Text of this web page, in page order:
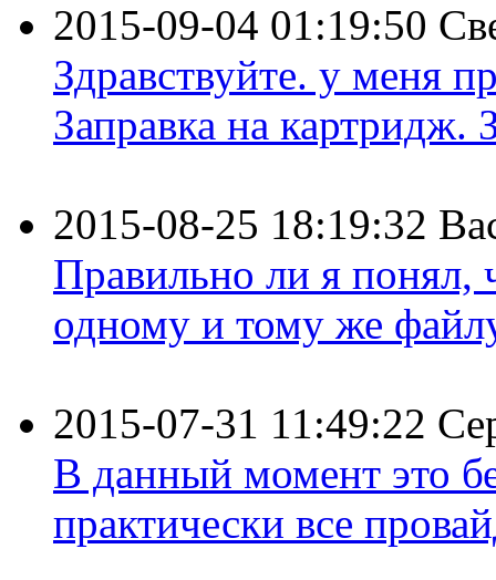
2015-09-04 01:19:50
Здравствуйте. у меня
Заправка на картридж.
2015-08-25 18:19:32
Правильно ли я понял,
одному и тому же
2015-07-31 11:49:22
В данный момент это
практически все